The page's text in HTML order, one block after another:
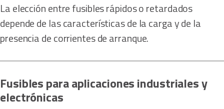
La elección entre fusibles rápidos o retardados
depende de las características de la carga y de la
presencia de corrientes de arranque.
Fusibles para aplicaciones industriales y
electrónicas